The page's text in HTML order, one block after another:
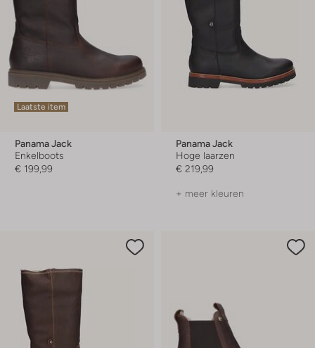
Laatste item
Panama Jack
Enkelboots
€ 199,99
Panama Jack
Hoge laarzen
€ 219,99
+ meer kleuren